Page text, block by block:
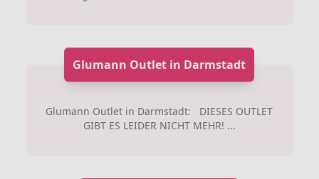
Glumann Outlet in Darmstadt
Glumann Outlet in Darmstadt: DIESES OUTLET
GIBT ES LEIDER NICHT MEHR! ...